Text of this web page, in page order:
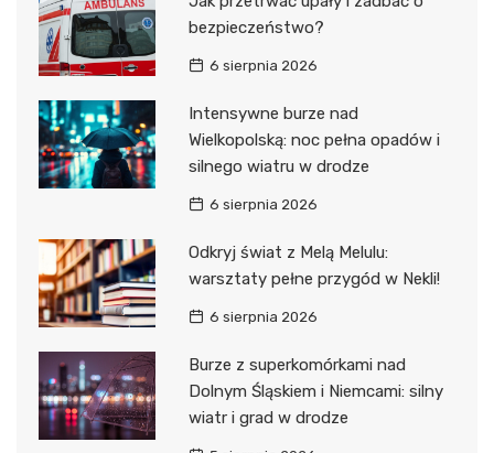
bezpieczeństwo?
6 sierpnia 2026
Intensywne burze nad
Wielkopolską: noc pełna opadów i
silnego wiatru w drodze
6 sierpnia 2026
Odkryj świat z Melą Melulu:
warsztaty pełne przygód w Nekli!
6 sierpnia 2026
Burze z superkomórkami nad
Dolnym Śląskiem i Niemcami: silny
wiatr i grad w drodze